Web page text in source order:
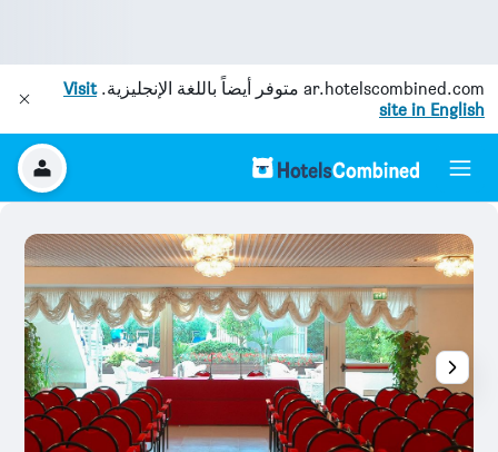
ar.hotelscombined.com متوفر أيضاً باللغة الإنجليزية.Visit
site in English